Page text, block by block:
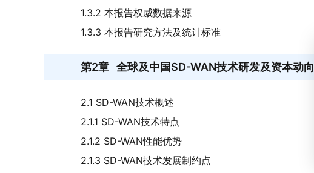
1.3.2 本报告权威数据来源
1.3.3 本报告研究方法及统计标准
第2章 全球及中国SD-WAN技术研发及资本动向
2.1 SD-WAN技术概述
2.1.1 SD-WAN技术特点
2.1.2 SD-WAN性能优势
2.1.3 SD-WAN技术发展制约点